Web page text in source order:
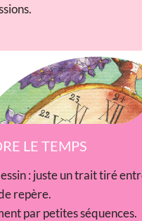
LE TEMPS
: juste un trait tiré
repère.
par petites séquences.